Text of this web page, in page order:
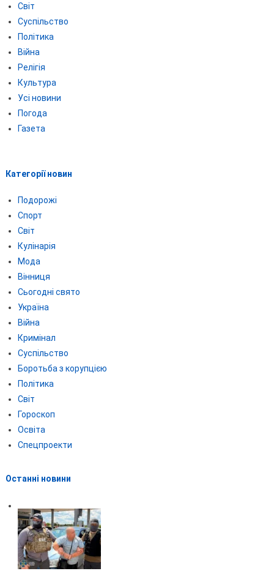
Світ
Суспільство
Політика
Війна
Релігія
Культура
Усі новини
Погода
Газета
Категорії новин
Подорожі
Спорт
Світ
Кулінарія
Мода
Вінниця
Сьогодні свято
Україна
Війна
Кримінал
Суспільство
Боротьба з корупцією
Політика
Світ
Гороскоп
Освіта
Спецпроекти
Останні новини